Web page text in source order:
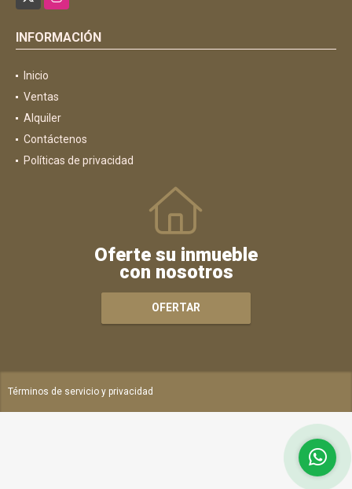
INFORMACIÓN
Inicio
Ventas
Alquiler
Contáctenos
Políticas de privacidad
Oferte su inmueble
con nosotros
OFERTAR
Términos de servicio y privacidad